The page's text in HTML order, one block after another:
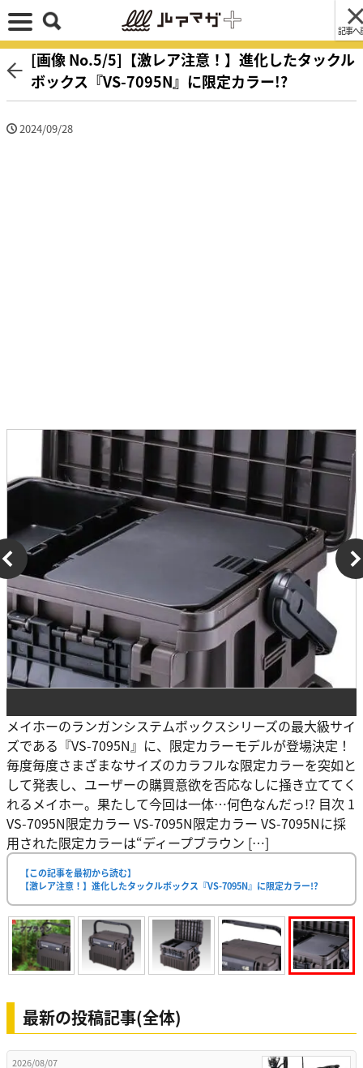
記事へ
[画像 No.5/5]【激レア注意！】進化したタックル
ボックス『VS-7095N』に限定カラー!?
2024/09/28
メイホーのランガンシステムボックスシリーズの最大級サイ
ズである『VS-7095N』に、限定カラーモデルが登場決定！
毎度毎度さまざまなサイズのカラフルな限定カラーを突如と
して発表し、ユーザーの購買意欲を否応なしに掻き立ててく
れるメイホー。果たして今回は一体…何色なんだっ!? 目次 1
VS-7095N限定カラー VS-7095N限定カラー VS-7095Nに採
用された限定カラーは“ディープブラウン […]
【この記事を最初から読む】
【激レア注意！】進化したタックルボックス『VS-7095N』に限定カラー!?
最新の投稿記事(全体)
2026/08/07